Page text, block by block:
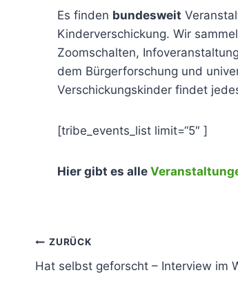
Es finden bundesweit
Kinderverschickung. Wir
Zoomschalten,
dem Bürgerforschung und
Verschickungskinder findet
[tribe_events_list limit=“5″ ]
Hier gibt es alle
Beitragsnavigation
ZURÜCK
Hat selbst geforscht – Interview im